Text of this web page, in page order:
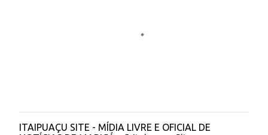
P
ITAIPUAÇU SITE - MÍDIA LIVRE E OFICIAL DE